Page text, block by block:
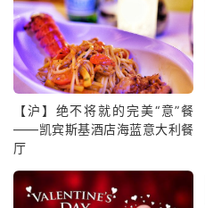
【沪】绝不将就的完美“意”餐
——凯宾斯基酒店海蓝意大利餐
厅